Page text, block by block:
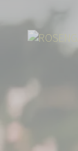
Start